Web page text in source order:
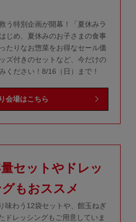
う特別企画が開幕！「夏休みラ
じめ、夏休みのお子さまの食事
たりなお惣菜をお得なセール価
ズ付きのセットなど、今だけの
ください！8/16（日）まで！
会場はこちら
セットやドレッ
もおススメ
味わう12袋セットや、館玉ねぎ
ドレッシングもご用意していま